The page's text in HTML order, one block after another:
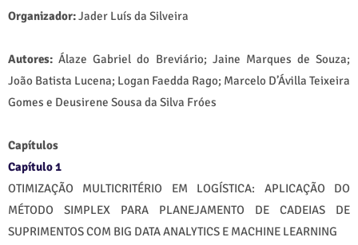
Organizador:Jader Luís da Silveira
Autores:Álaze Gabriel do Breviário; Jaine Marques de Souza;
João Batista Lucena; Logan Faedda Rago; Marcelo D’Ávilla Teixeira
Gomes e Deusirene Sousa da Silva Fróes
Capítulos
Capítulo 1
OTIMIZAÇÃO MULTICRITÉRIO EM LOGÍSTICA: APLICAÇÃO DO
MÉTODO SIMPLEX PARA PLANEJAMENTO DE CADEIAS DE
SUPRIMENTOS COM BIG DATA ANALYTICS E MACHINE LEARNING